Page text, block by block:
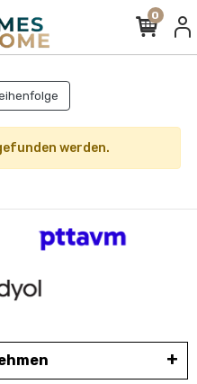
0
werden.